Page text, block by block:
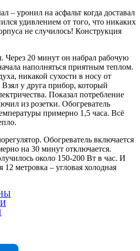
– уронил на асфальт когда доставал
удивлением от того, что никаких
не случилось! Конструкция
20 минут он набрал рабочую
наполняться приятным теплом.
никакой сухости в носу от
у друга прибор, который
Показал потребление
из розетки. Обогреватель
примерно 1,5 часа. Всё
Обогреватель включается
на 30 минут отключается.
около 150-200 Вт в час. И
метровка – угловая холодная